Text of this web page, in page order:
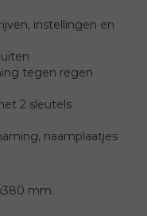
instellingen en
tegen regen
2 sleutels
naamplaatjes
mm.